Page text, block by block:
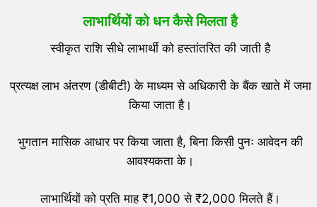
लाभार्थियों को धन कैसे मिलता है
स्वीकृत राशि सीधे लाभार्थी को हस्तांतरित की जाती है
प्रत्यक्ष लाभ अंतरण (डीबीटी) के माध्यम से अधिकारी के बैंक खाते में जमा
किया जाता है।
भुगतान मासिक आधार पर किया जाता है, बिना किसी पुनः आवेदन की
आवश्यकता के।
लाभार्थियों को प्रति माह ₹1,000 से ₹2,000 मिलते हैं।